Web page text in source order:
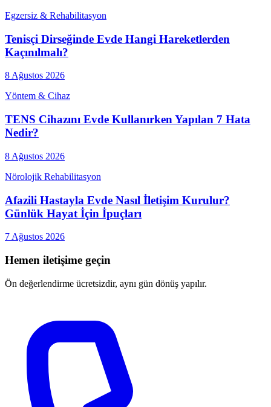
Egzersiz & Rehabilitasyon
Tenisçi Dirseğinde Evde Hangi Hareketlerden
Kaçınılmalı?
8 Ağustos 2026
Yöntem & Cihaz
TENS Cihazını Evde Kullanırken Yapılan 7 Hata
Nedir?
8 Ağustos 2026
Nörolojik Rehabilitasyon
Afazili Hastayla Evde Nasıl İletişim Kurulur?
Günlük Hayat İçin İpuçları
7 Ağustos 2026
Hemen iletişime geçin
Ön değerlendirme ücretsizdir, aynı gün dönüş yapılır.